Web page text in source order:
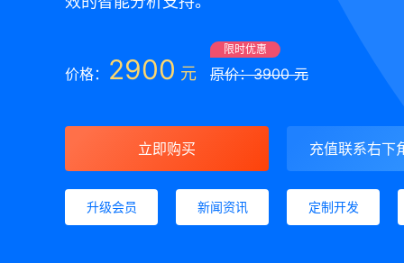
价格： 2900 元
限时优惠
原价：3900 元
立即购买 充值联系右下
升级会员 新闻资讯 定制开发